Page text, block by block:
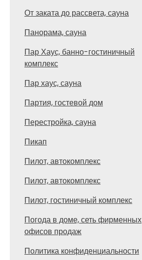
От заката до рассвета, сауна
Панорама, сауна
Пар Хаус, банно-гостиничный
комплекс
Пар хаус, сауна
Партия, гостевой дом
Перестройка, сауна
Пикап
Пилот, автокомплекс
Пилот, автокомплекс
Пилот, гостиничный комплекс
Погода в доме, сеть фирменных
офисов продаж
Политика конфиденциальности